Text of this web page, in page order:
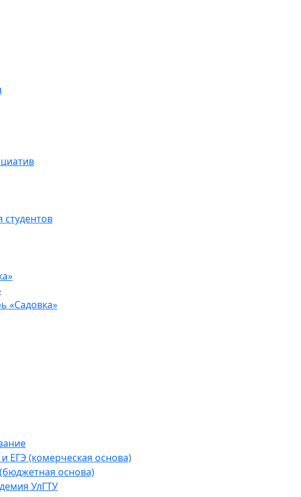
студентов
«Садовка»
ЕГЭ (комерческая основа)
основа)
УлГТУ